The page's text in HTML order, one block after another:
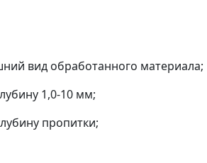
вид обработанного материала;
1,0-10 мм;
пропитки;